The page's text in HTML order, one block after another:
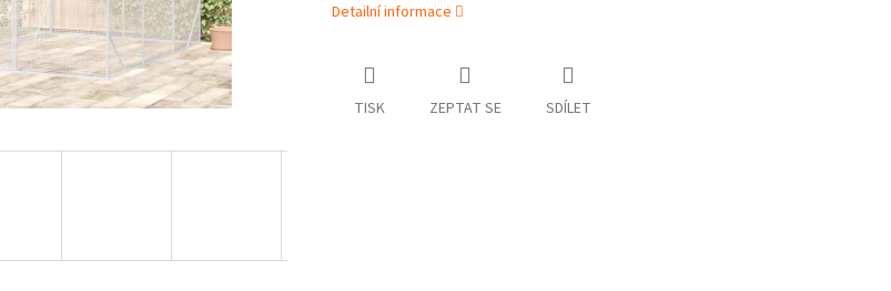
Detailní informace
TISK ZEPTAT SE SDÍLET